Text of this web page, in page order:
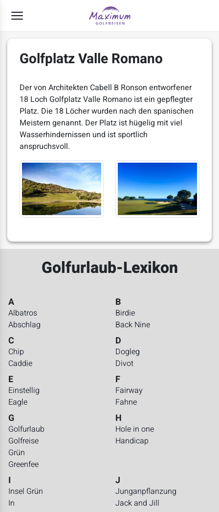
Golfplatz Valle Romano
Der von Architekten Cabell B Ronson entworfener
18 Loch Golfplatz Valle Romano ist ein gepflegter
Platz. Die 18 Löcher wurden nach den spanischen
Meistern genannt. Der Platz ist hügelig mit viel
Wasserhindernissen und ist sportlich
anspruchsvoll.
Golfurlaub-Lexikon
A
Albatros
Abschlag
B
Birdie
Back Nine
C
Chip
Caddie
D
Dogleg
Divot
E
Einstellig
Eagle
F
Fairway
Fahne
G
Golfurlaub
Golfreise
Grün
Greenfee
H
Hole in one
Handicap
I
Insel Grün
In
J
Junganpflanzung
Jack and Jill